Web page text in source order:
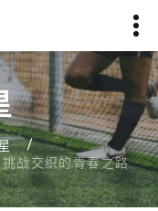
战交织的青春之路